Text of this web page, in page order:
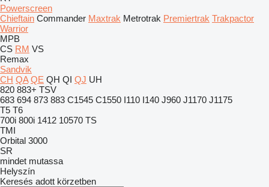
Powerscreen
Chieftain Commander Maxtrak Metrotrak Premiertrak Trakpactor
Warrior
MPB
CS RM VS
Remax
Sandvik
CH QA QE QH QI QJ UH
820 883+ TSV
683 694 873 883 C1545 C1550 I110 I140 J960 J1170 J1175
T5 T6
700i 800i 1412 10570 TS
TMI
Orbital 3000
SR
mindet mutassa
Helyszín
Keresés adott körzetben